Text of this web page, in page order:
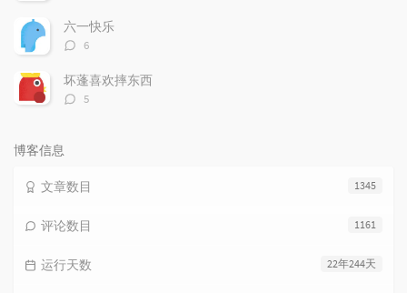
数：
六一快乐
评
数：
6
坏蓬喜欢摔东西
评
5
博客信息
1345
文章数目
1161
评论数目
22年244天
运行天数